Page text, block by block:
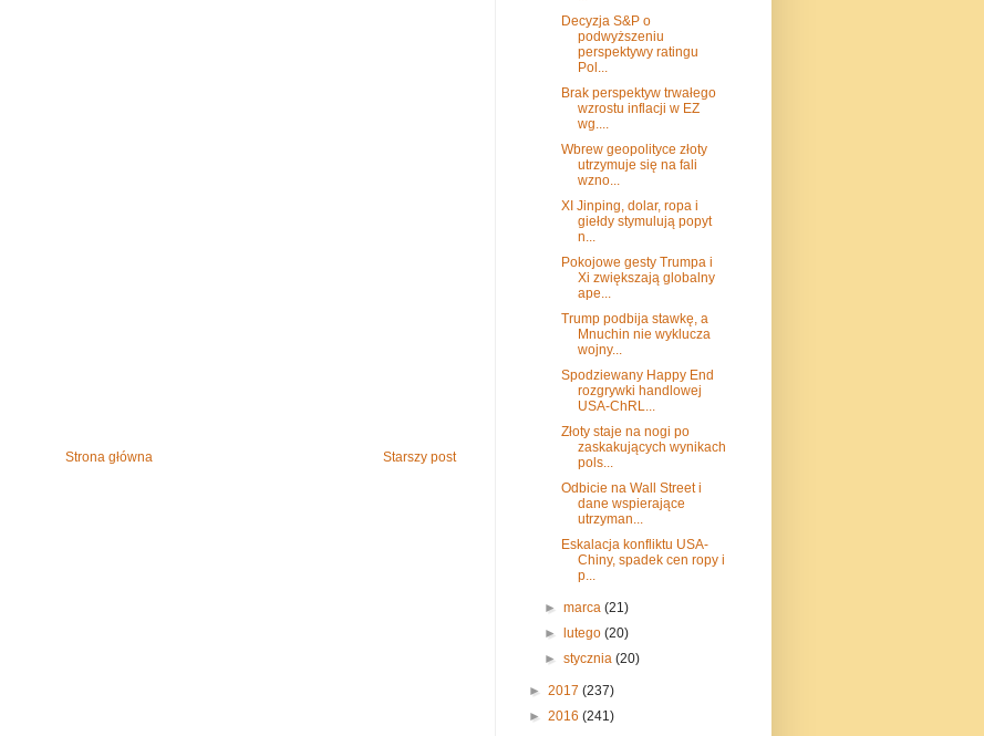
Starszy post
Strona główna
Decyzja S&P o
podwyższeniu
perspektywy ratingu
Pol...
Brak perspektyw trwałego
wzrostu inflacji w EZ
wg....
Wbrew geopolityce złoty
utrzymuje się na fali
wzno...
XI Jinping, dolar, ropa i
giełdy stymulują popyt
n...
Pokojowe gesty Trumpa i
Xi zwiększają globalny
ape...
Trump podbija stawkę, a
Mnuchin nie wyklucza
wojny...
Spodziewany Happy End
rozgrywki handlowej
USA-ChRL...
Złoty staje na nogi po
zaskakujących wynikach
pols...
Odbicie na Wall Street i
dane wspierające
utrzyman...
Eskalacja konfliktu USA-
Chiny, spadek cen ropy i
p...
►marca(21)
►lutego(20)
►stycznia(20)
► 2017 (237)
► 2016 (241)